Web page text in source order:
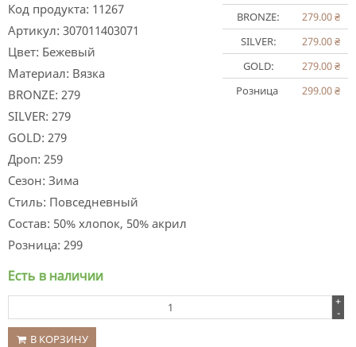
BRONZE:
279.00₴
SILVER:
279.00₴
GOLD:
279.00₴
Розница
299.00₴
Код продукта: 11267
Артикул: 307011403071
Цвет: Бежевый
Материал: Вязка
BRONZE: 279
SILVER: 279
GOLD: 279
Дроп: 259
Сезон: Зима
Стиль: Повседневный
Состав: 50% хлопок, 50% акрил
Розница: 299
Есть в наличии
+
-
В КОРЗИНУ